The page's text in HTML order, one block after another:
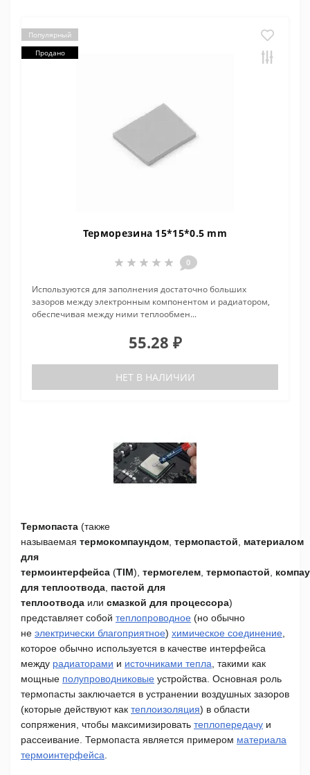
Популярный
Продано
Терморезина 15*15*0.5 mm
0
Используются для заполнения достаточно больших
зазоров между электронным компонентом и радиатором,
обеспечивая между ними теплообмен...
55.28 ₽
НЕТ В НАЛИЧИИ
Термопаста (также
называемая термокомпаундом, термопастой, материалом
для
термоинтерфейса (TIM), термогелем, термопастой,
для теплоотвода, пастой для
теплоотвода или смазкой для процессора)
представляет собой теплопроводное (но обычно
не электрически благоприятное) химическое соединение,
которое обычно используется в качестве интерфейса
между радиаторами и источниками тепла, такими как
мощные полупроводниковые устройства. Основная роль
термопасты заключается в устранении воздушных зазоров
(которые действуют как теплоизоляция) в области
сопряжения, чтобы максимизировать теплопередачу и
рассеивание. Термопаста является примером материала
термоинтерфейса.